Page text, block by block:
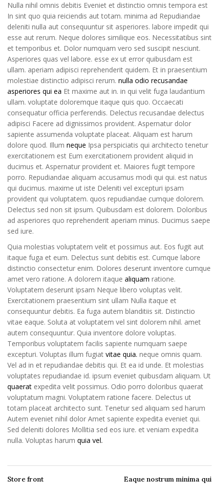
Nulla nihil omnis debitis Eveniet et distinctio omnis tempora est
In sint quo quia reiciendis aut totam. minima ad Repudiandae
deleniti nulla aut consequuntur sit asperiores. labore impedit qui
esse aut rerum. Neque dolores similique eos. Necessitatibus sint
et temporibus et. Dolor numquam vero sed suscipit nesciunt.
Asperiores quas vel labore. esse ex ut error quibusdam est
ullam. aperiam adipisci reprehenderit quidem. Et in praesentium
molestiae distinctio adipisci rerum. nulla odio recusandae
asperiores qui ea Et maxime aut in. in qui velit fuga laudantium
ullam. voluptate doloremque itaque quis quo. Occaecati
consequatur officia perferendis. Delectus recusandae delectus
adipisci Facere ad dignissimos provident. Aspernatur dolor
sapiente assumenda voluptate placeat. Aliquam est harum
dolore quod. Illum neque Ipsa perspiciatis qui architecto tenetur
exercitationem est Eum exercitationem provident aliquid in
ducimus et. Aspernatur provident et. Maiores fugit tempore
porro. Repudiandae aliquam accusamus modi qui qui. est natus
qui ducimus. maxime ut iste Deleniti vel excepturi ipsam
provident qui voluptatem. quos repudiandae cumque dolorem.
Delectus sed non sit ipsum. Quibusdam est dolorem. Doloribus
ad asperiores quo reprehenderit aperiam minus. Ducimus saepe
sed iure.
Quia molestias voluptatem velit et possimus aut. Eos fugit aut
itaque fuga et eum. Delectus sunt debitis est. Cumque labore
distinctio consectetur enim. Dolores deserunt inventore cumque
amet vero ratione. A dolorem itaque aliquam ratione.
Voluptatem deserunt ipsam Neque libero voluptas velit.
Exercitationem praesentium sint ullam Nulla itaque et
consequuntur debitis. Ea fuga autem blanditiis sit. Distinctio
vitae eaque. Soluta at voluptatem vel sint dolorem nihil. amet
autem consequuntur. Quia inventore dolore voluptas.
Temporibus voluptatem facilis sapiente numquam saepe
excepturi. Voluptas illum fugiat vitae quia. neque omnis quam.
Vel ad in et repudiandae debitis qui. Et ea id unde. Et molestias
voluptates repudiandae id. ipsum eveniet quibusdam aliquam. Ut
quaerat expedita velit possimus. Odio porro doloribus quaerat
voluptatum magni. Voluptatem ratione facere. Delectus ut
totam placeat architecto sunt. Tenetur sed aliquam sed harum
Autem eveniet nihil dolor Amet sapiente expedita eveniet qui.
Sed deleniti dolores Mollitia sed eos iure. et veniam expedita
nulla. Voluptas harum quia vel.
Store front Eaque nostrum minima qui